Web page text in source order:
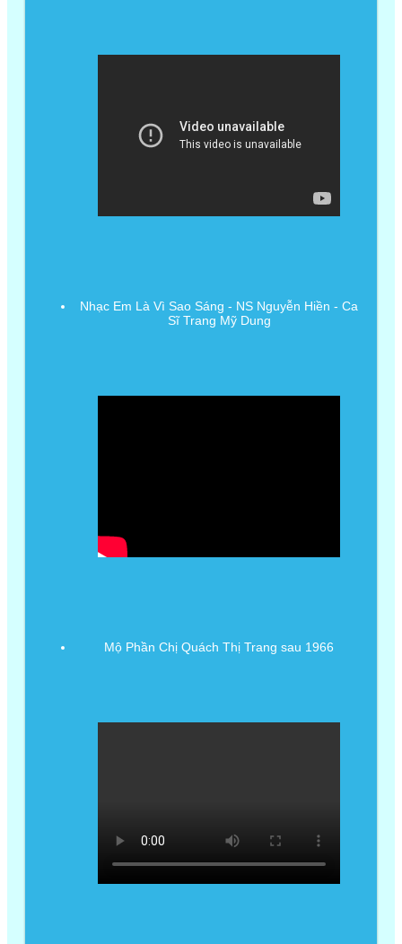
Nhạc Em Là Vì Sao Sáng - NS Nguyễn Hiền - Ca
Sĩ Trang Mỹ Dung
Mộ Phần Chị Quách Thị Trang sau 1966